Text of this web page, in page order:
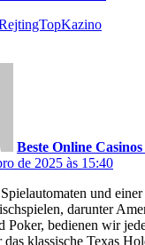
Beste Online Casinos
de 2025 às 15:40
und
darunter
Poker, bedienen wir
klassische Texas